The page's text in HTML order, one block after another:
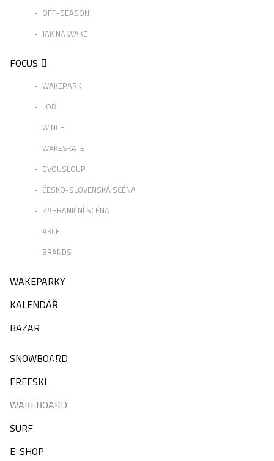
OFF-SEASON
JAK NA WAKE
FOCUS
WAKEPARK
LOĎ
WINCH
WAKESKATE
DVOUSLOUP
ČESKO-SLOVENSKÁ SCÉNA
ZAHRANIČNÍ SCÉNA
AKCE
BRANDS
WAKEPARKY
KALENDÁŘ
BAZAR
SNOWBOARD
FREESKI
WAKEBOARD
SURF
E-SHOP